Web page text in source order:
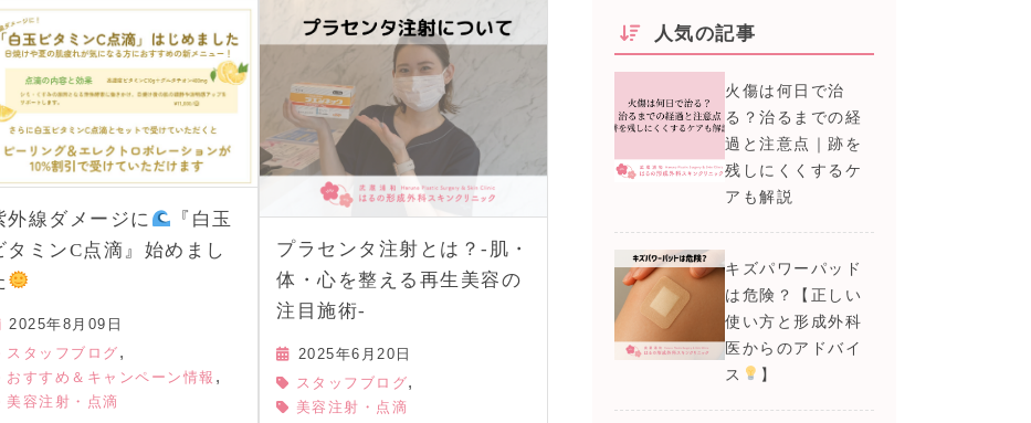
外線ダメージに
『白玉
タミンC点滴』始めまし
2025年8月09日
スタッフブログ ,
おすすめ＆キャンペーン情報 ,
美容注射・点滴
プラセンタ注射とは？-肌・
体・心を整える再生美容の
注目施術-
2025年6月20日
スタッフブログ,
美容注射・点滴
人気の記事
火傷は何日で治
る？治るまでの経
過と注意点｜跡を
残しにくくするケ
アも解説
キズパワーパッド
は危険？【正しい
使い方と形成外科
医からのアドバイ
ス
】